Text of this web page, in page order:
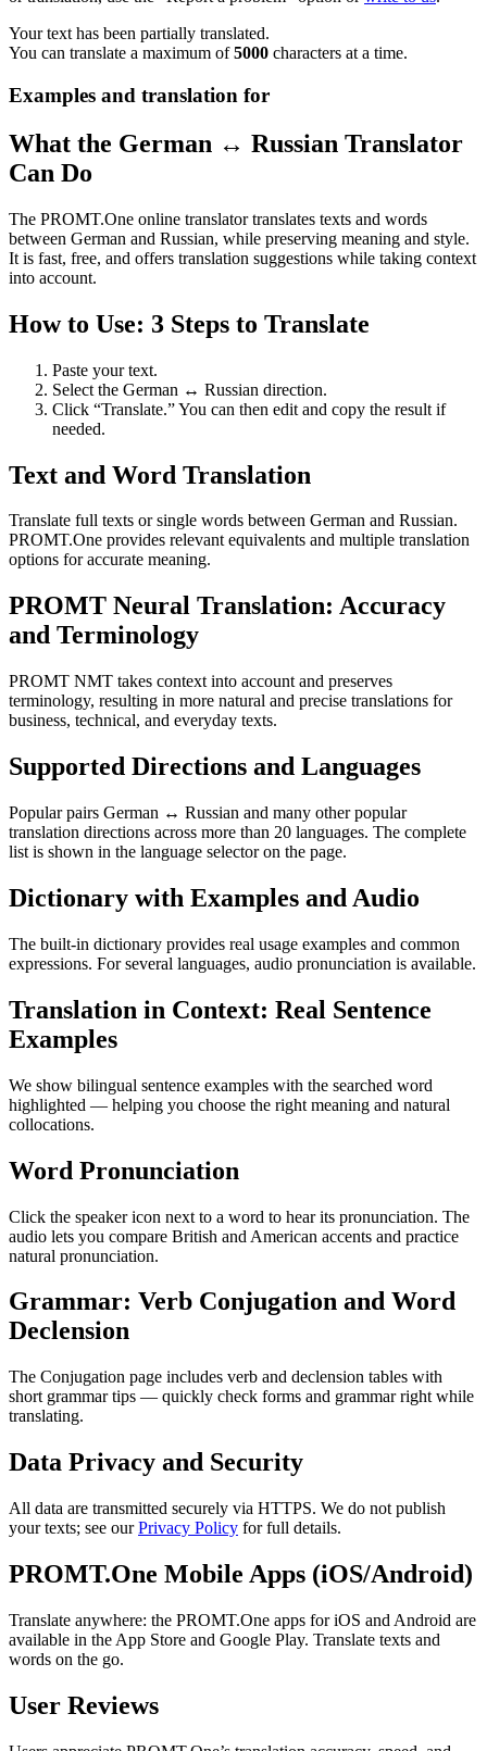
Your text has been partially translated.
You can translate a maximum of5000 characters at a time.
Examples and translation for
What the German ↔ Russian Translator
Can Do
The PROMT.One online translator translates texts and words
between German and Russian, while preserving meaning and style.
It is fast, free, and offers translation suggestions while taking context
into account.
How to Use: 3 Steps to Translate
Paste your text.
Select the German ↔ Russian direction.
Click “Translate.” You can then edit and copy the result if
needed.
Text and Word Translation
Translate full texts or single words between German and Russian.
PROMT.One provides relevant equivalents and multiple translation
options for accurate meaning.
PROMT Neural Translation: Accuracy
and Terminology
PROMT NMT takes context into account and preserves
terminology, resulting in more natural and precise translations for
business, technical, and everyday texts.
Supported Directions and Languages
Popular pairs German ↔ Russian and many other popular
translation directions across more than 20 languages. The complete
list is shown in the language selector on the page.
Dictionary with Examples and Audio
The built-in dictionary provides real usage examples and common
expressions. For several languages, audio pronunciation is available.
Translation in Context: Real Sentence
Examples
We show bilingual sentence examples with the searched word
highlighted — helping you choose the right meaning and natural
collocations.
Word Pronunciation
Click the speaker icon next to a word to hear its pronunciation. The
audio lets you compare British and American accents and practice
natural pronunciation.
Grammar: Verb Conjugation and Word
Declension
The Conjugation page includes verb and declension tables with
short grammar tips — quickly check forms and grammar right while
translating.
Data Privacy and Security
All data are transmitted securely via HTTPS. We do not publish
your texts; see ourPrivacy Policy for full details.
PROMT.One Mobile Apps (iOS/Android)
Translate anywhere: the PROMT.One apps for iOS and Android are
available in the App Store and Google Play. Translate texts and
words on the go.
User Reviews